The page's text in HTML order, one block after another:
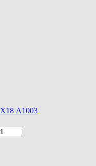
A1003